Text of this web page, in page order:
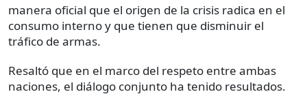
manera oficial que el origen de la crisis radica en el
consumo interno y que tienen que disminuir el
tráfico de armas.
Resaltó que en el marco del respeto entre ambas
naciones, el diálogo conjunto ha tenido resultados.